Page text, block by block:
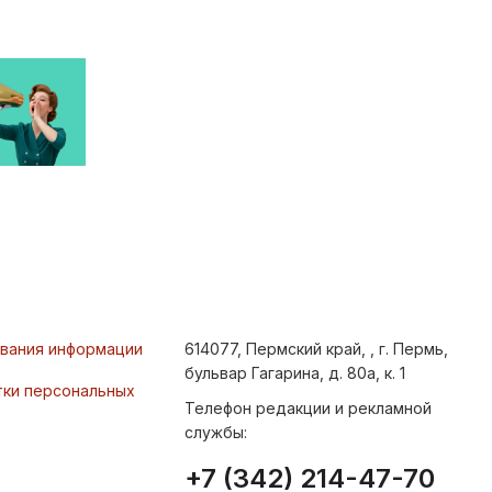
информации
персональных
614077, Пермский край, , г. Пермь,
бульвар Гагарина, д. 80а, к. 1
Телефон редакции и рекламной
службы:
+7 (342) 214-47-70